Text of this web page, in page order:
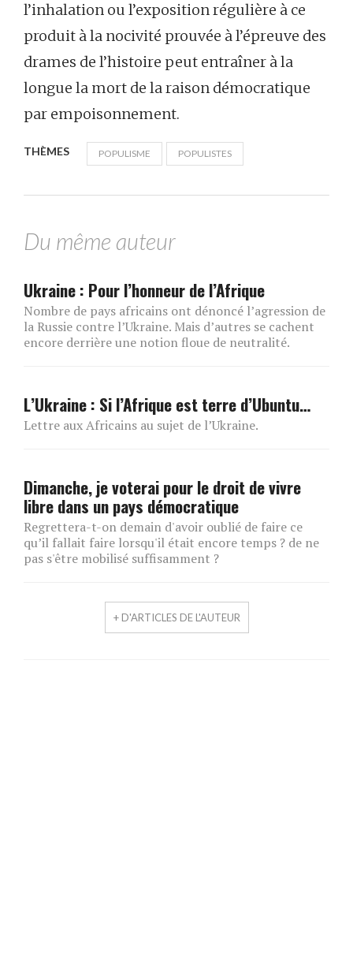
l’inhalation ou l’exposition régulière à ce
produit à la nocivité prouvée à l’épreuve des
drames de l’histoire peut entraîner à la
longue la mort de la raison démocratique
par empoisonnement.
THÈMES POPULISME POPULISTES
Du même auteur
Ukraine : Pour l’honneur de l’Afrique
Nombre de pays africains ont dénoncé l’agression de
la Russie contre l’Ukraine. Mais d’autres se cachent
encore derrière une notion floue de neutralité.
L’Ukraine : Si l’Afrique est terre d’Ubuntu…
Lettre aux Africains au sujet de l’Ukraine.
Dimanche, je voterai pour le droit de vivre
libre dans un pays démocratique
Regrettera-t-on demain d'avoir oublié de faire ce
qu’il fallait faire lorsqu'il était encore temps ? de ne
pas s'être mobilisé suffisamment ?
+ D'ARTICLES DE L'AUTEUR